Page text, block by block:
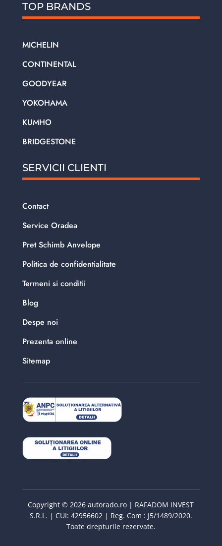
TOP BRANDS
MICHELIN
CONTINENTAL
GOODYEAR
YOKOHAMA
KUMHO
BRIDGESTONE
SERVICII CLIENTI
Contact
Service Oradea
Pret Schimb Anvelope
Politica de confidentialitate
Termeni si conditii
Blog
Despe noi
Prezenta online
Sitemap
Copyright © 2026 autorado.ro | RAFADOM INVEST
S.R.L. | CUI: 42956602 | Reg. Com : J5/1489/2020.
Toate drepturile rezervate.